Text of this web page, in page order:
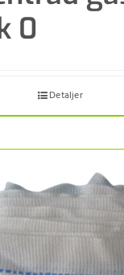
0
Detaljer